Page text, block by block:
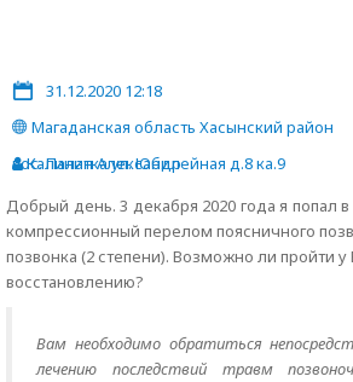
31.12.2020 12:18
Магаданская область Хасынский район
пос. Палатка ул. Юбилейная д.8 ка.9
Калинин Александр
Добрый день. 3 декабря 2020 года я попал в
компрессионный перелом поясничного
позвонка (2 степени). Возможно ли пройти
восстановлению?
Вам необходимо обратиться
лечению последствий травм